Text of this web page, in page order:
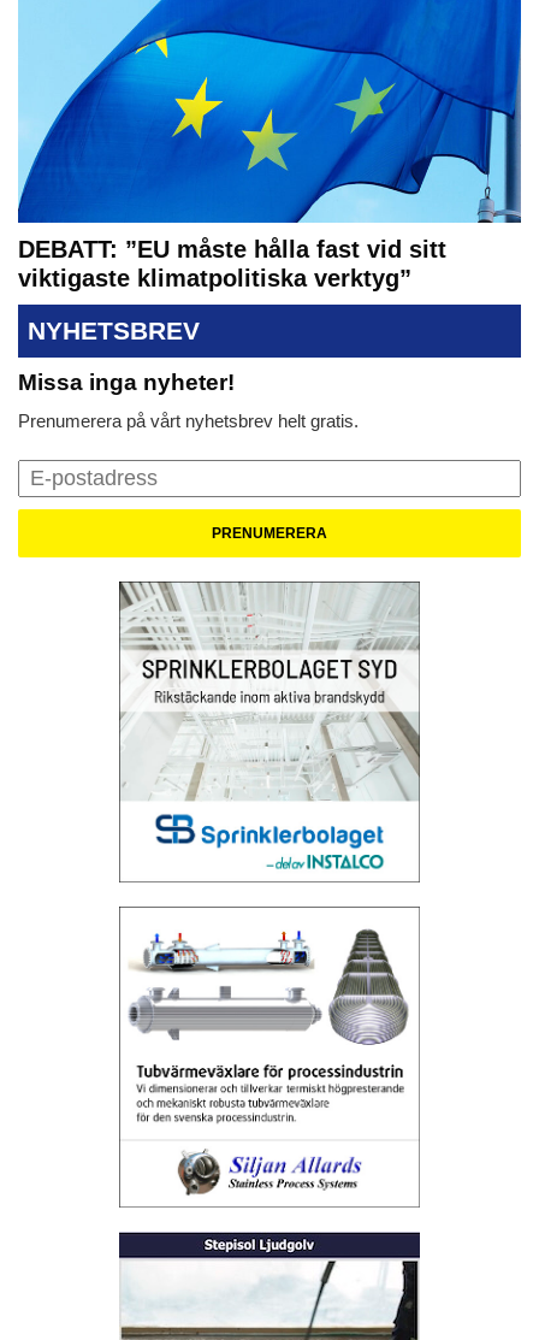
DEBATT: ”EU måste hålla fast vid sitt
viktigaste klimatpolitiska verktyg”
NYHETSBREV
Missa inga nyheter!
Prenumerera på vårt nyhetsbrev helt gratis.